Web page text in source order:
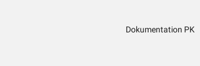
Dokumentation PK